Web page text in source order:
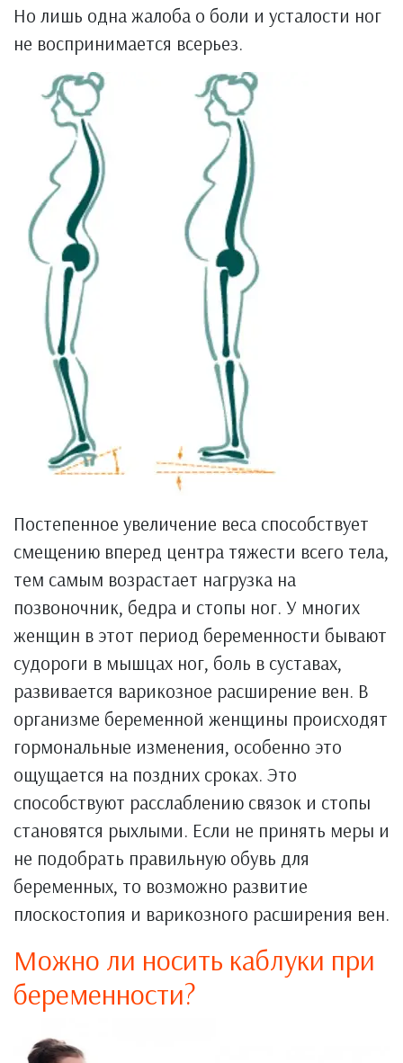
Но лишь одна жалоба о боли и усталости ног
не воспринимается всерьез.
Постепенное увеличение веса способствует
смещению вперед центра тяжести всего тела,
тем самым возрастает нагрузка на
позвоночник, бедра и стопы ног. У многих
женщин в этот период беременности бывают
судороги в мышцах ног, боль в суставах,
развивается варикозное расширение вен. В
организме беременной женщины происходят
гормональные изменения, особенно это
ощущается на поздних сроках. Это
способствуют расслаблению связок и стопы
становятся рыхлыми. Если не принять меры и
не подобрать правильную обувь для
беременных, то возможно развитие
плоскостопия и варикозного расширения вен.
Можно ли носить каблуки при
беременности?